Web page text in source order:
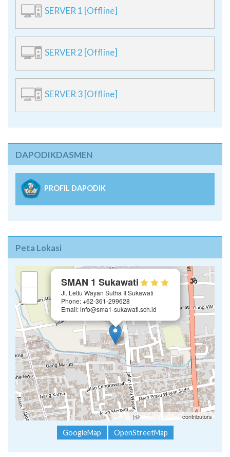
SERVER 1 [Offline]
SERVER 2 [Offline]
SERVER 3 [Offline]
DAPODIKDASMEN
PROFIL DAPODIK
Peta Lokasi
SMAN 1 Sukawati
Jl. Lettu Wayan Sutha II Sukawati
Phone: +62-361-299628
Email: info@sma1-sukawati.sch.id
Leaflet | ©OpenStreetMap contributors
GoogleMap OpenStreetMap